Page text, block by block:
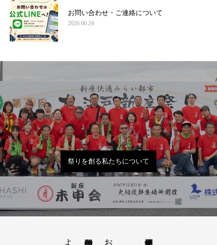
お問い合わせ・ご連絡について
2026.06.24
祭りを創る私たちについて
運営団体と概要